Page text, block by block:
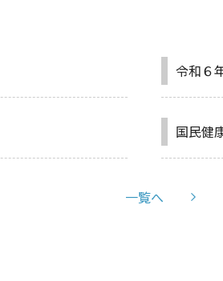
令和６
国民健
一覧へ